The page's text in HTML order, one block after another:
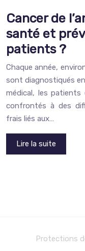
Cancer de
santé et
patients ?
Chaque année,
sont diagnostiqués en
médical, les
confrontés à des
frais liés aux…
Lire la suite
Protections